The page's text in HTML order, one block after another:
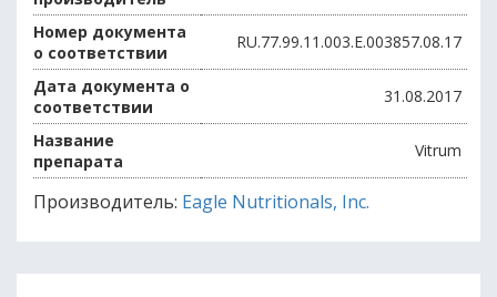
Номер документа
о соответствии
RU.77.99.11.003.Е.003857.08.17
Дата документа о
соответствии
31.08.2017
Название
препарата
Vitrum
Производитель: Eagle Nutritionals, Inc.